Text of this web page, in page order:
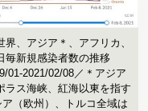
、アジア＊、アフリカ、
毎新規感染者数の推移
01-2021/02/08／＊アジア
ラス海峡、紅海以東を指す
（欧州）、トルコ全域は